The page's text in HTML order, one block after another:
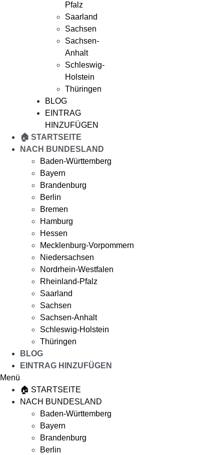
Pfalz
Saarland
Sachsen
Sachsen-
Anhalt
Schleswig-
Holstein
Thüringen
BLOG
EINTRAG
HINZUFÜGEN
🏠 STARTSEITE
NACH BUNDESLAND
Baden-Württemberg
Bayern
Brandenburg
Berlin
Bremen
Hamburg
Hessen
Mecklenburg-Vorpommern
Niedersachsen
Nordrhein-Westfalen
Rheinland-Pfalz
Saarland
Sachsen
Sachsen-Anhalt
Schleswig-Holstein
Thüringen
BLOG
EINTRAG HINZUFÜGEN
Menü
🏠 STARTSEITE
NACH BUNDESLAND
Baden-Württemberg
Bayern
Brandenburg
Berlin